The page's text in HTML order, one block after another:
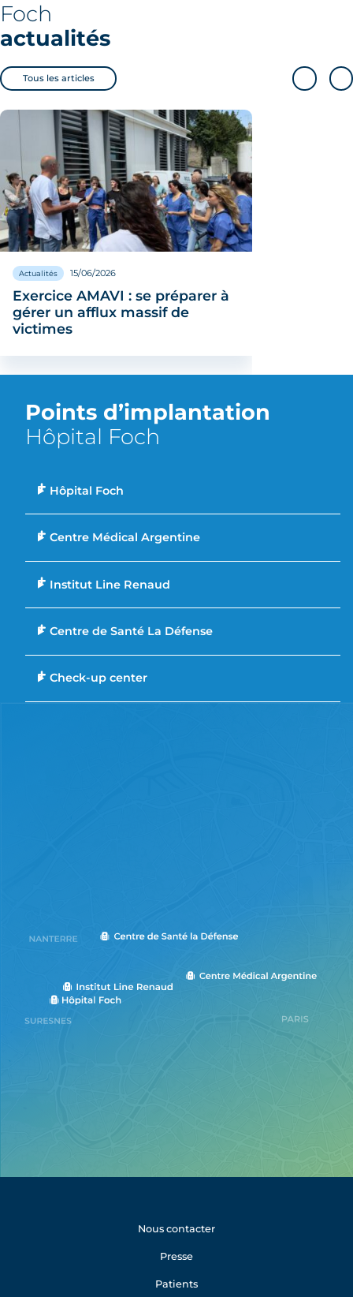
Foch
actualités
Tous les articles
Actualités 15/06/2026
Exercice AMAVI : se préparer à
gérer un afflux massif de
victimes
Points d’implantation
Hôpital Foch
Hôpital Foch
Centre Médical Argentine
Institut Line Renaud
Centre de Santé La Défense
Check-up center
Nous contacter
Presse
Patients